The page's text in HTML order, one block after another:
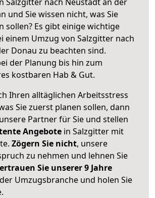
und Sie wissen nicht, was Sie
sollen? Es gibt einige wichtige
einem Umzug von Salzgitter nach
Donau zu beachten sind.
der Planung bis hin zum
kostbaren Hab & Gut.
Ihren alltäglichen Arbeitsstress
Sie zuerst planen sollen, dann
Partner für Sie und stellen
Angebote in Salzgitter mit
Zögern Sie nicht, unsere
zu nehmen und lehnen Sie
Sie unserer 9 Jahre
Umzugsbranche und holen Sie